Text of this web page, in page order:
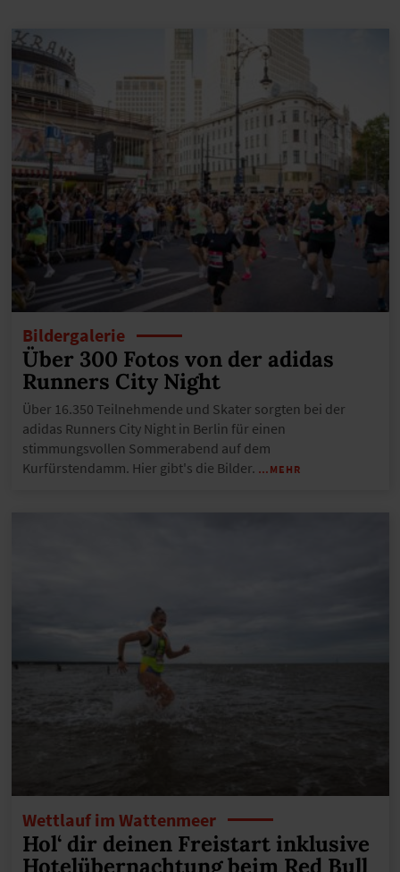
Bildergalerie
Über 300 Fotos von der adidas
Runners City Night
Über 16.350 Teilnehmende und Skater sorgten bei der
adidas Runners City Night in Berlin für einen
stimmungsvollen Sommerabend auf dem
Kurfürstendamm. Hier gibt's die Bilder. …MEHR
Wettlauf im Wattenmeer
Hol‘ dir deinen Freistart inklusive
Hotelübernachtung beim Red Bull